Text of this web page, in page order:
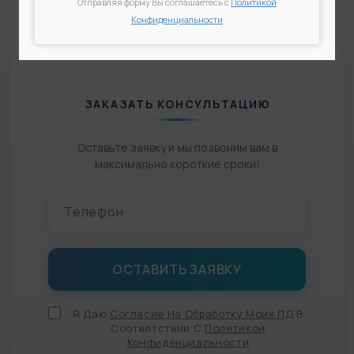
ЗАКАЗАТЬ КОНСУЛЬТАЦИЮ
Оставьте заявку и мы позвоним вам в
максимально короткие сроки!
Я Даю Согласие На Обработку Моих ПД В
Соответствии С Политикой
Конфиденциальности
Конфиденциальности